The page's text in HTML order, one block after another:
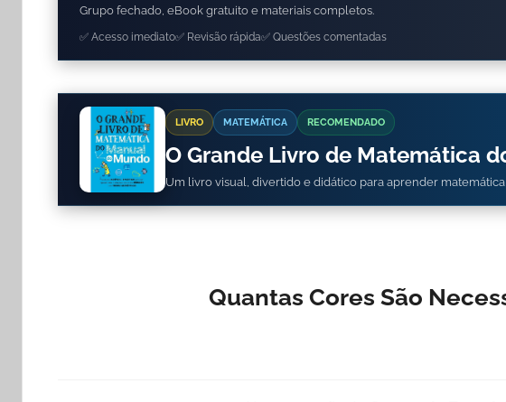
Grupo fechado, eBook gratuito e materiais completos.
✅ Acesso imediato✅ Revisão rápida✅ Questões comentadas
LIVRO MATEMÁTICA RECOMENDADO
O Grande Livro de Matemática
Um livro visual, divertido e didático para aprender
Quantas Cores São